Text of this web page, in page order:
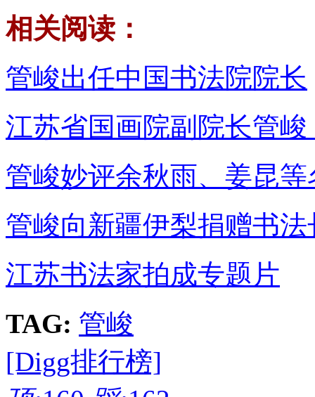
相关阅读：
管峻出任中国书法院院长
江苏省国画院副院长管
管峻妙评余秋雨、姜昆
管峻向新疆伊梨捐赠书
江苏书法家拍成专题片
TAG: 管峻
[Digg排行榜]